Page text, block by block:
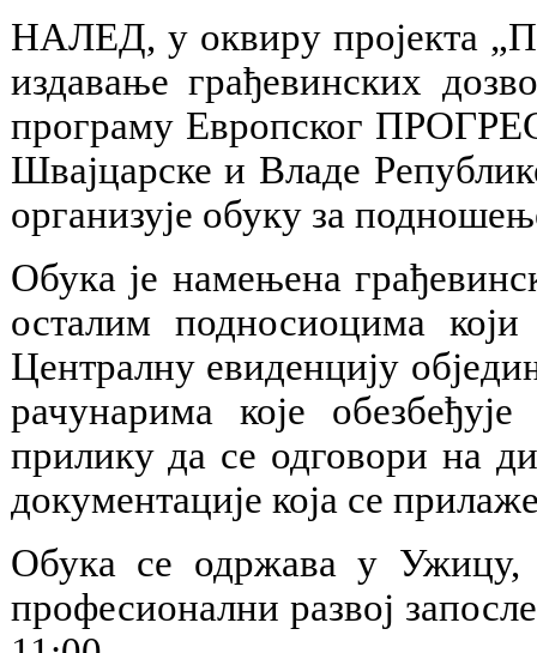
НАЛЕД, у оквиру пројекта
издавање грађевинских
програму Европског
Швајцарске и Владе
организује обуку за
Обука је намењена
осталим подносиоцима
Централну евиденцију
рачунарима које
прилику да се одговори на
документације која се
Обука се одржава у Ужицу,
професионални развој